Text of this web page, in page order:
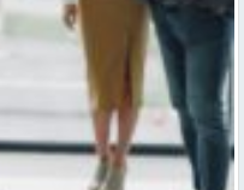
auto ar garantiju ir laba izvēle